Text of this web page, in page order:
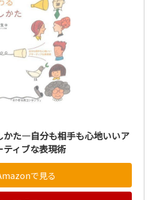
かた―自分も相手も心地いいア
ティブな表現術
で見る